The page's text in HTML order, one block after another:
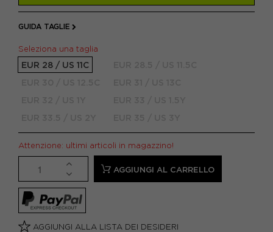
GUIDA TAGLIE
Seleziona una taglia
EUR 28 / US 11C
Attenzione: ultimi articoli in magazzino!
AGGIUNGI AL CARRELLO
AGGIUNGI ALLA LISTA DEI DESIDERI